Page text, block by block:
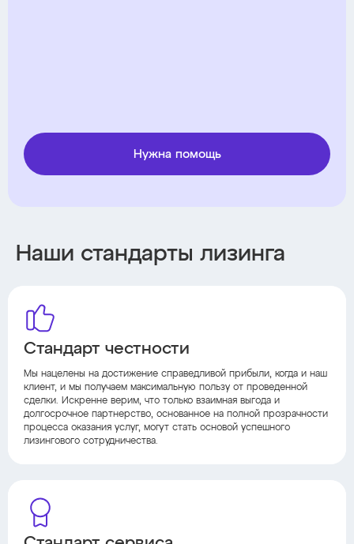
Нужна помощь
Наши стандарты лизинга
Стандарт честности
Мы нацелены на достижение справедливой прибыли, когда и наш
клиент, и мы получаем максимальную пользу от проведенной
сделки. Искренне верим, что только взаимная выгода и
долгосрочное партнерство, основанное на полной прозрачности
процесса оказания услуг, могут стать основой успешного
лизингового сотрудничества.